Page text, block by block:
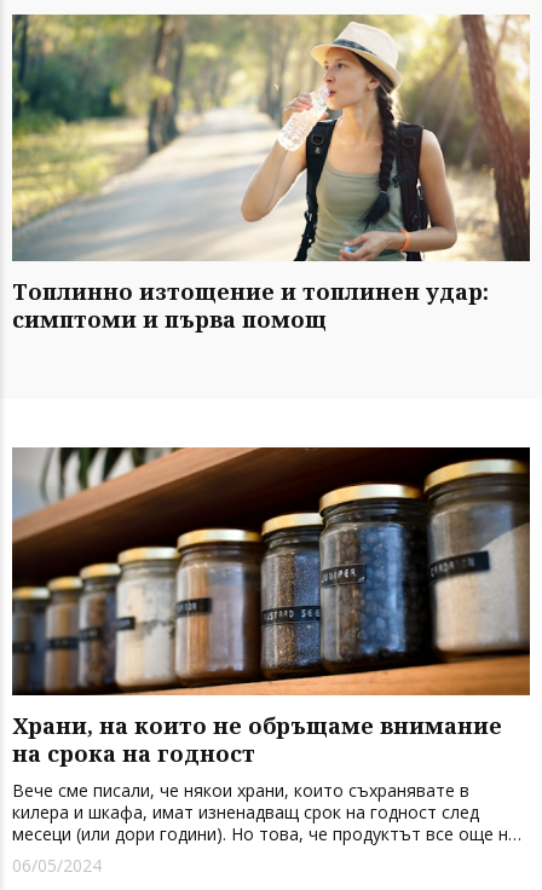
Топлинно изтощение и топлинен удар:
симптоми и първа помощ
Храни, на които не обръщаме внимание
на срока на годност
Вече сме писали, че някои храни, които съхранявате в
килера и шкафа, имат изненадващ срок на годност след
месеци (или дори години). Но това, че продуктът все още не
е с изтекъл срок на годност, не означава, че е в идеалното
си състояние за консумация. Предлагаме списък на
06/05/2024